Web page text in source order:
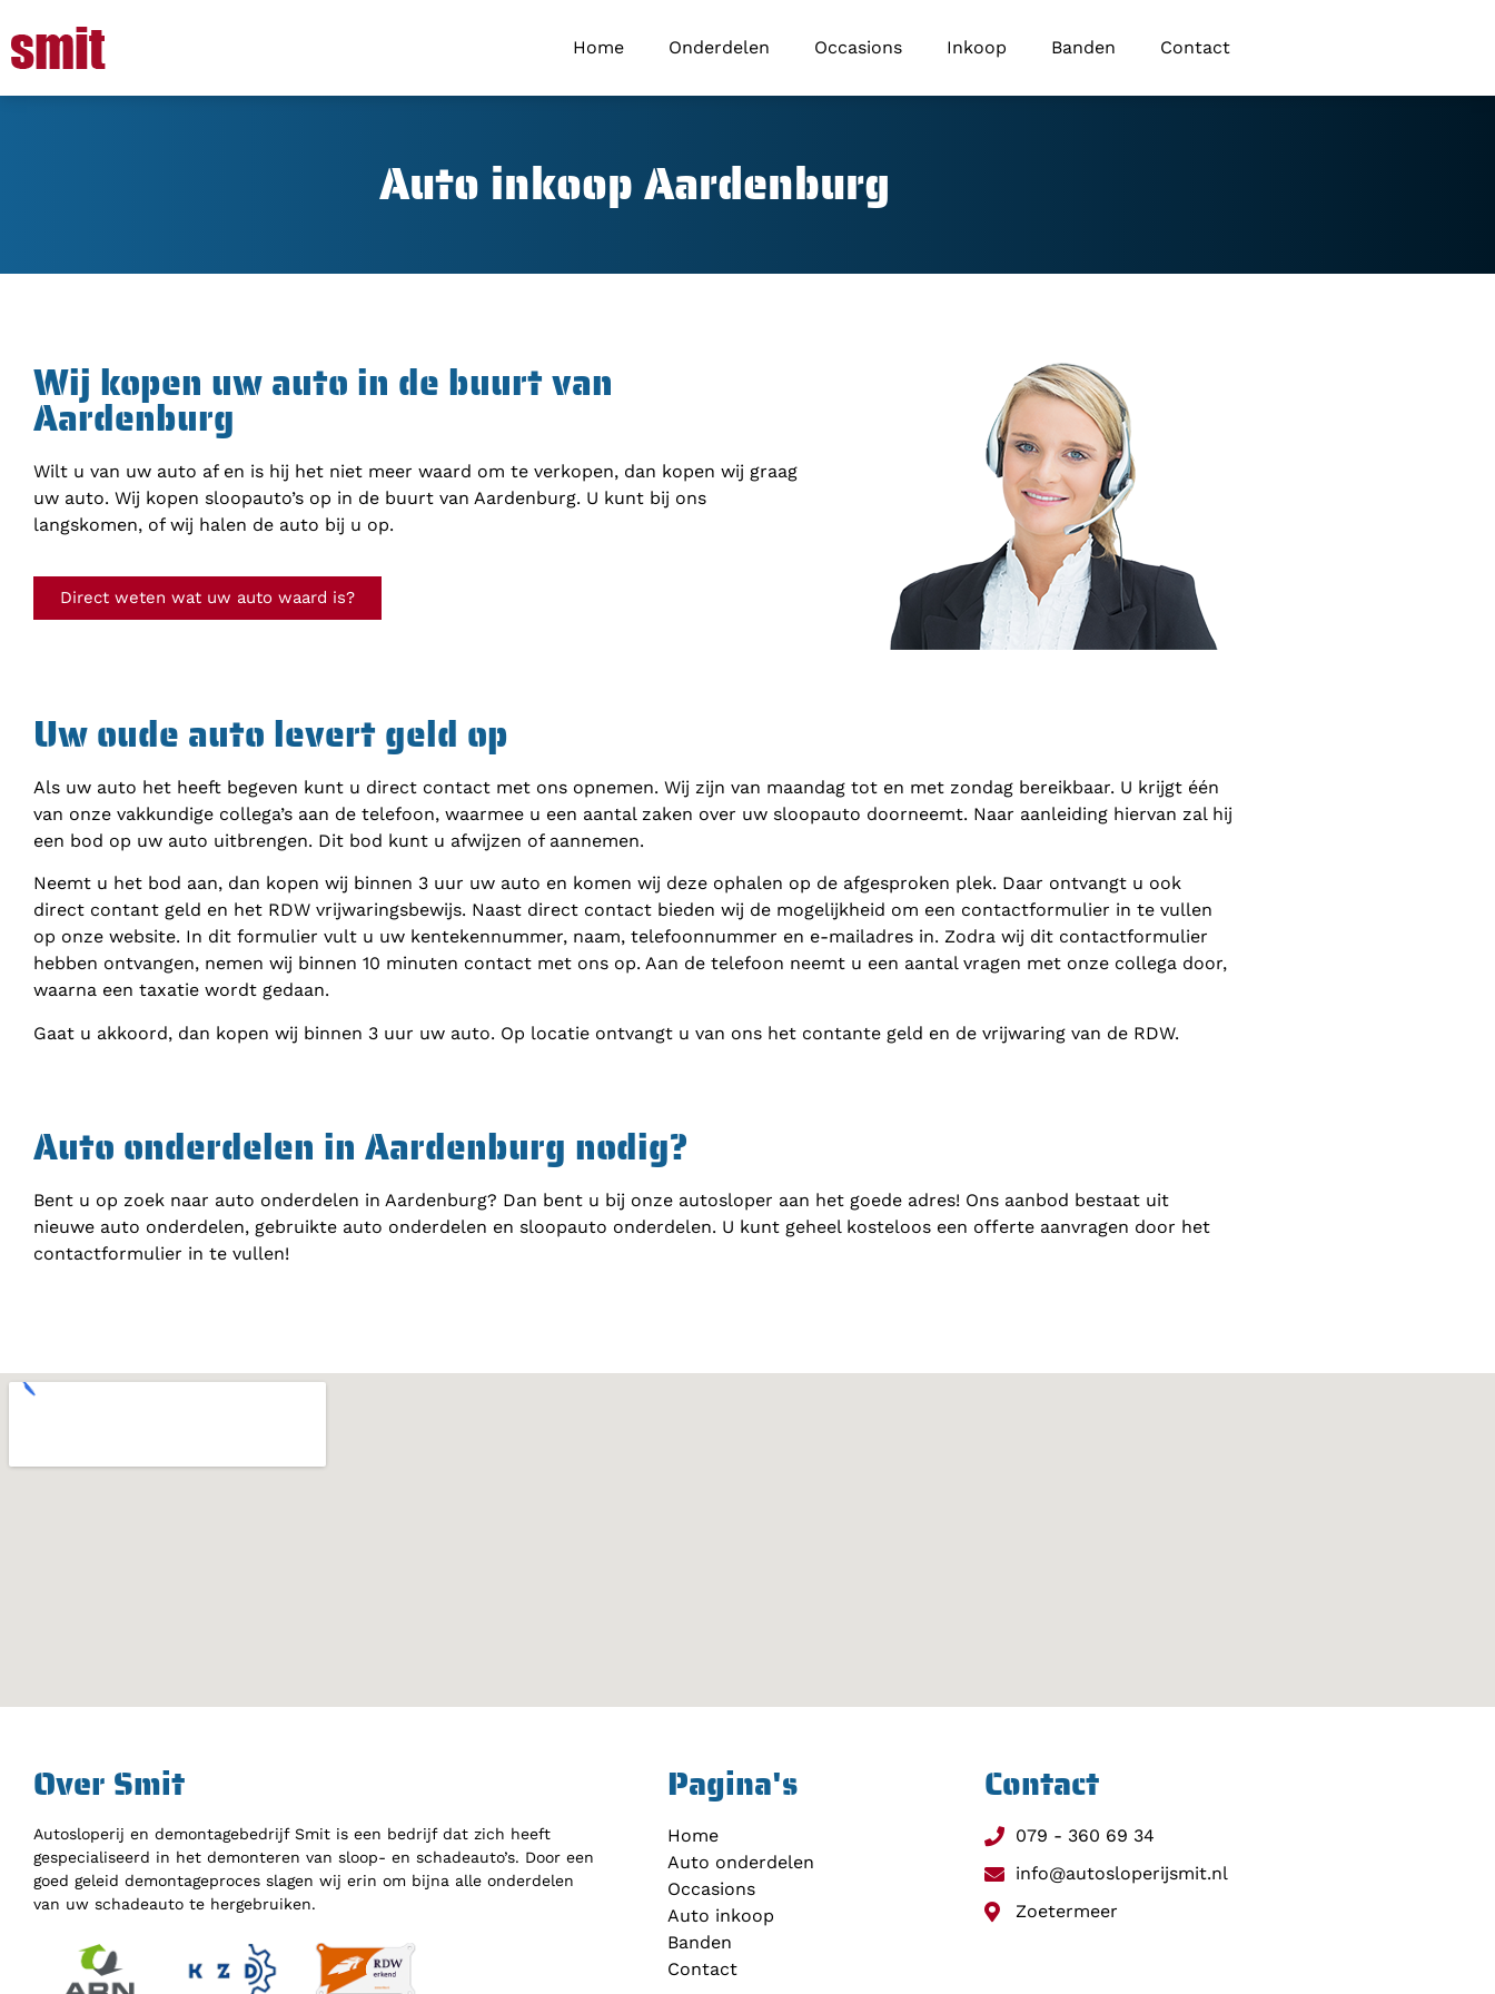
Home Onderdelen Occasions Inkoop Banden Contact
Auto inkoop Aardenburg
Wij kopen uw auto in de buurt van
Aardenburg
Wilt u van uw auto af en is hij het niet meer waard om te verkopen, dan kopen wij graag
uw auto. Wij kopen sloopauto’s op in de buurt van Aardenburg. U kunt bij ons
langskomen, of wij halen de auto bij u op.
Direct weten wat uw auto waard is?
Uw oude auto levert geld op
Als uw auto het heeft begeven kunt u direct contact met ons opnemen. Wij zijn van maandag tot en met zondag bereikbaar. U krijgt één
van onze vakkundige collega’s aan de telefoon, waarmee u een aantal zaken over uw sloopauto doorneemt. Naar aanleiding hiervan zal hij
een bod op uw auto uitbrengen. Dit bod kunt u afwijzen of aannemen.
Neemt u het bod aan, dan kopen wij binnen 3 uur uw auto en komen wij deze ophalen op de afgesproken plek. Daar ontvangt u ook
direct contant geld en het RDW vrijwaringsbewijs. Naast direct contact bieden wij de mogelijkheid om een contactformulier in te vullen
op onze website. In dit formulier vult u uw kentekennummer, naam, telefoonnummer en e-mailadres in. Zodra wij dit contactformulier
hebben ontvangen, nemen wij binnen 10 minuten contact met ons op. Aan de telefoon neemt u een aantal vragen met onze collega door,
waarna een taxatie wordt gedaan.
Gaat u akkoord, dan kopen wij binnen 3 uur uw auto. Op locatie ontvangt u van ons het contante geld en de vrijwaring van de RDW.
Auto onderdelen in Aardenburg nodig?
Bent u op zoek naar auto onderdelen in Aardenburg? Dan bent u bij onze autosloper aan het goede adres! Ons aanbod bestaat uit
nieuwe auto onderdelen, gebruikte auto onderdelen en sloopauto onderdelen. U kunt geheel kosteloos een offerte aanvragen door het
contactformulier in te vullen!
Over Smit
Autosloperij en demontagebedrijf Smit is een bedrijf dat zich heeft
gespecialiseerd in het demonteren van sloop- en schadeauto’s. Door een
goed geleid demontageproces slagen wij erin om bijna alle onderdelen
van uw schadeauto te hergebruiken.
Pagina's
Home
Auto onderdelen
Occasions
Auto inkoop
Banden
Contact
Contact
079 - 360 69 34
info@autosloperijsmit.nl
Zoetermeer